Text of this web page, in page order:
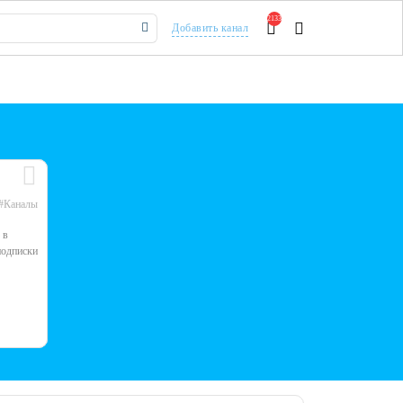
Добавить канал
2133
в